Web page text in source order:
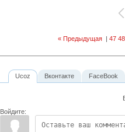
« Предыдущая | 47 48
Ucoz
Войдите:
Вконтакте FaceBook